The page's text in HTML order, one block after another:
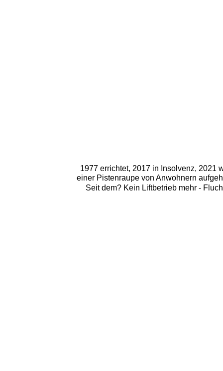
1977 errichtet, 2017 in Insolvenz, 2021
einer Pistenraupe von Anwohnern
Seit dem? Kein Liftbetrieb mehr -